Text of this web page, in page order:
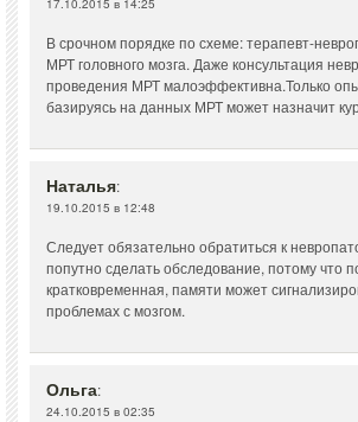
17.10.2015 в 14:25
В срочном порядке по схеме: терапевт-
МРТ головного мозга. Даже консультация
проведения МРТ малоэффективна.Только
базируясь на данных МРТ может назначит
Наталья:
19.10.2015 в 12:48
Следует обязательно обратиться к
попутно сделать обследование, потому что
кратковременная, памяти может
проблемах с мозгом.
Ольга:
24.10.2015 в 02:35